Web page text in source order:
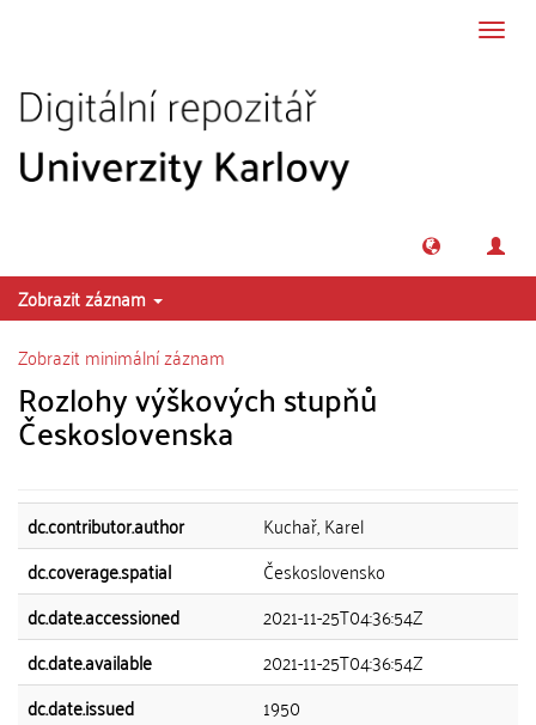
Zobrazit záznam
Zobrazit minimální záznam
Rozlohy výškových stupňů
Československa
dc.contributor.author
Kuchař, Karel
dc.coverage.spatial
Československo
dc.date.accessioned
2021-11-25T04:36:54Z
dc.date.available
2021-11-25T04:36:54Z
dc.date.issued
1950